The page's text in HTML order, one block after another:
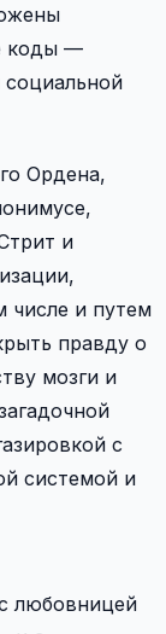
коды —
социальной
Ордена,
и
числе и путем
правду о
мозги и
с
системой и
любовницей